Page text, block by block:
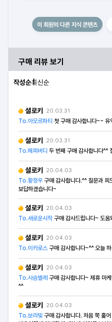
이 회원의 다른 지식 콘텐츠
구매 리뷰 보기
작성순최신순
셜로키
20.03.31
To.아모르파티 첫 구매 감사합니다~~ 유
셜로키
20.03.31
To.해피버디 두 번째 구매 감사합니다^^
셜로키
20.04.03
To.황정우 구매 감사합니다.^^ 질문과 피
보답하겠습니다~
셜로키
20.04.03
To.새로운시작 구매 감사드립니다~ 도움
셜로키
20.04.03
To.이카로스 구매 감사합니다~^^ 오늘
셜로키
20.04.03
To.사슴벌레 구매 감사합니다~ 제휴 마
^^
셜로키
20.04.03
To.보라빛 구매 감사합니다. 처음 쭉 훑